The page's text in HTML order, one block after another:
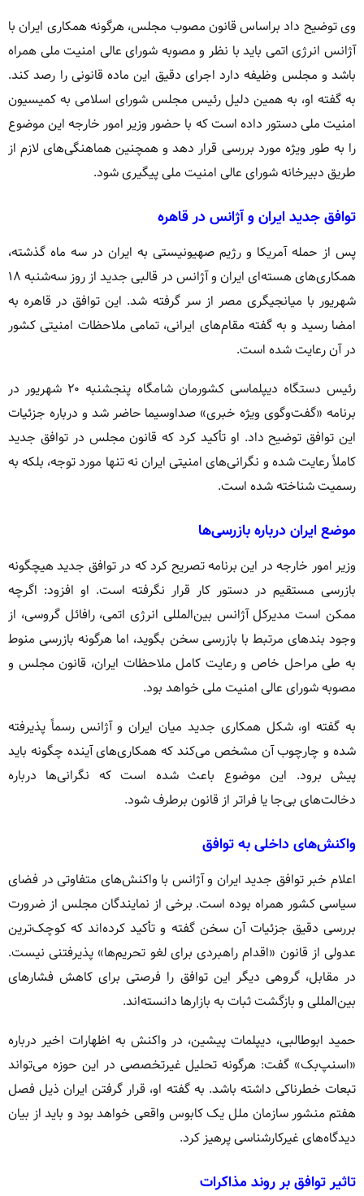
وی توضیح داد براساس قانون مصوب مجلس، هرگونه همکاری ایران با
آژانس انرژی اتمی باید با نظر و مصوبه شورای عالی امنیت ملی همراه
باشد و مجلس وظیفه دارد اجرای دقیق این ماده قانونی را رصد کند.
به گفته او، به همین دلیل رئیس مجلس شورای اسلامی به کمیسیون
امنیت ملی دستور داده است که با حضور وزیر امور خارجه این موضوع
را به طور ویژه مورد بررسی قرار دهد و همچنین هماهنگی‌های لازم از
طریق دبیرخانه شورای عالی امنیت ملی پیگیری شود.
توافق جدید ایران و آژانس در قاهره
پس از حمله آمریکا و رژیم صهیونیستی به ایران در سه ماه گذشته،
همکاری‌های هسته‌ای ایران و آژانس در قالبی جدید از روز سه‌شنبه ۱۸
شهریور با میانجیگری مصر از سر گرفته شد. این توافق در قاهره به
امضا رسید و به گفته مقام‌های ایرانی، تمامی ملاحظات امنیتی کشور
در آن رعایت شده است.
رئیس دستگاه دیپلماسی کشورمان شامگاه پنجشنبه ۲۰ شهریور در
برنامه «گفت‌وگوی ویژه خبری» صداوسیما حاضر شد و درباره جزئیات
این توافق توضیح داد. او تأکید کرد که قانون مجلس در توافق جدید
کاملاً رعایت شده و نگرانی‌های امنیتی ایران نه تنها مورد توجه، بلکه به
رسمیت شناخته شده است.
موضع ایران درباره بازرسی‌ها
وزیر امور خارجه در این برنامه تصریح کرد که در توافق جدید هیچگونه
بازرسی مستقیم در دستور کار قرار نگرفته است. او افزود: اگرچه
ممکن است مدیرکل آژانس بین‌المللی انرژی اتمی، رافائل گروسی، از
وجود بندهای مرتبط با بازرسی سخن بگوید، اما هرگونه بازرسی منوط
به طی مراحل خاص و رعایت کامل ملاحظات ایران، قانون مجلس و
مصوبه شورای عالی امنیت ملی خواهد بود.
به گفته او، شکل همکاری جدید میان ایران و آژانس رسماً پذیرفته
شده و چارچوب آن مشخص می‌کند که همکاری‌های آینده چگونه باید
پیش برود. این موضوع باعث شده است که نگرانی‌ها درباره
دخالت‌های بی‌جا یا فراتر از قانون برطرف شود.
واکنش‌های داخلی به توافق
اعلام خبر توافق جدید ایران و آژانس با واکنش‌های متفاوتی در فضای
سیاسی کشور همراه بوده است. برخی از نمایندگان مجلس از ضرورت
بررسی دقیق جزئیات آن سخن گفته و تأکید کرده‌اند که کوچک‌ترین
عدولی از قانون «اقدام راهبردی برای لغو تحریم‌ها» پذیرفتنی نیست.
در مقابل، گروهی دیگر این توافق را فرصتی برای کاهش فشارهای
بین‌المللی و بازگشت ثبات به بازارها دانسته‌اند.
حمید ابوطالبی، دیپلمات پیشین، در واکنش به اظهارات اخیر درباره
«اسنپ‌بک» گفت: هرگونه تحلیل غیرتخصصی در این حوزه می‌تواند
تبعات خطرناکی داشته باشد. به گفته او، قرار گرفتن ایران ذیل فصل
هفتم منشور سازمان ملل یک کابوس واقعی خواهد بود و باید از بیان
دیدگاه‌های غیرکارشناسی پرهیز کرد.
تاثیر توافق بر روند مذاکرات